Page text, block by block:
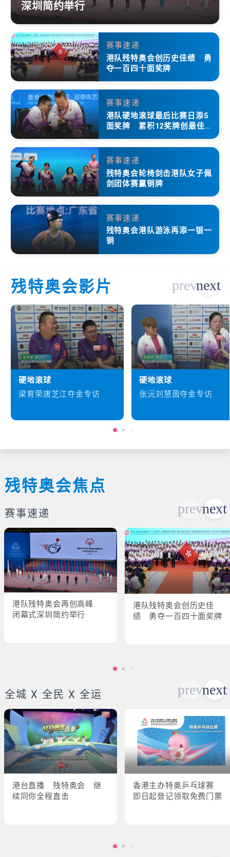
深圳简约举行
赛事速递
港队残特奥会创历史佳绩 勇
夺一百四十面奖牌
赛事速递
港队硬地滚球最后比赛日添5
面奖牌 累积12奖牌创最佳成
赛事速递
残特奥会轮椅剑击港队女子佩
剑团体赛赢铜牌
赛事速递
残特奥会港队游泳再添一银一
铜
残特奥会影片
硬地滚球
梁育荣唐芝江夺金专访
硬地滚球
张沅刘慧茵夺金专访
残特奥会焦点
赛事速递
港队残特奥会再创高峰
闭幕式深圳简约举行
港队残特奥会创历史佳
绩 勇夺一百四十面奖牌
全城 X 全民 X 全运
港台直播 残特奥会 继
续同你全程直击
香港主办特奥乒乓球赛
即日起登记领取免费门票